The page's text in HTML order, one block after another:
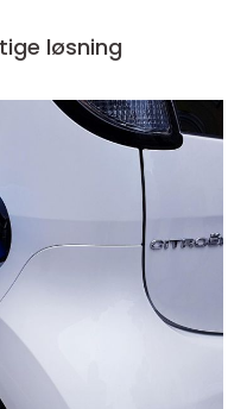
løsning